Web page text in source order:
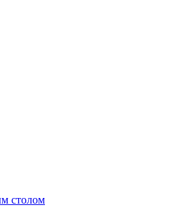
столом